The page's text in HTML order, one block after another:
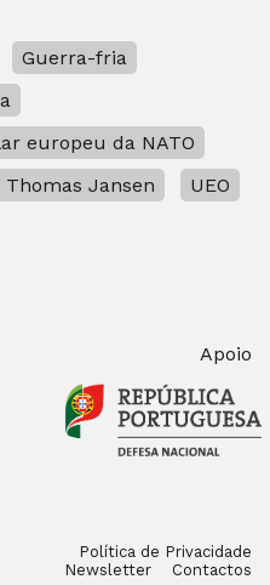
Guerra-fria
europeu da NATO
Thomas Jansen UEO
Apoio
Política de Privacidade
Newsletter
Contactos